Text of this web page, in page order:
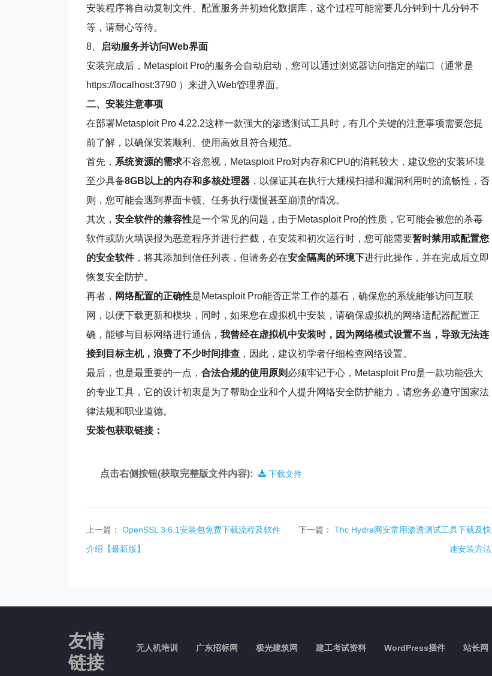
安装程序将自动复制文件、配置服务并初始化数据库，这个过程可能需要几分钟到十几分钟不
等，请耐心等待。
8、
启动服务并访问Web界面
安装完成后，Metasploit Pro的服务会自动启动，您可以通过浏览器访问指定的端口（通常是
https://localhost:3790 ）来进入Web管理界面。
二、安装注意事项
在部署Metasploit Pro 4.22.2这样一款强大的渗透测试工具时，有几个关键的注意事项需要您提
前了解，以确保安装顺利、使用高效且符合规范。
首先， 系统资源的需求不容忽视，Metasploit Pro对内存和CPU的消耗较大，建议您的安装环境
至少具备8GB以上的内存和多核处理器 ，以保证其在执行大规模扫描和漏洞利用时的流畅性，否
则，您可能会遇到界面卡顿、任务执行缓慢甚至崩溃的情况。
其次， 安全软件的兼容性是一个常见的问题，由于Metasploit Pro的性质，它可能会被您的杀毒
软件或防火墙误报为恶意程序并进行拦截，在安装和初次运行时，您可能需要暂时禁用或配置您
的安全软件，将其添加到信任列表，但请务必在安全隔离的环境下进行此操作，并在完成后立即
恢复安全防护。
再者， 网络配置的正确性是Metasploit Pro能否正常工作的基石，确保您的系统能够访问互联
网，以便下载更新和模块，同时，如果您在虚拟机中安装，请确保虚拟机的网络适配器配置正
确，能够与目标网络进行通信， 我曾经在虚拟机中安装时，因为网络模式设置不当，导致无法连
接到目标主机，浪费了不少时间排查 ，因此，建议初学者仔细检查网络设置。
最后，也是最重要的一点， 合法合规的使用原则 必须牢记于心，Metasploit Pro是一款功能强大
的专业工具，它的设计初衷是为了帮助企业和个人提升网络安全防护能力，请您务必遵守国家法
律法规和职业道德。
安装包获取链接：
点击右侧按钮(获取完整版文件内容): 下载文件
上一篇：
OpenSSL 3.6.1安装包免费下载流程及软件
介绍【最新版】
下一篇：
Thc Hydra网安常用渗透测试工具下载及快
速安装方法
友情
链接
无人机培训 广东招标网 极光建筑网 建工考试资料 WordPress插件 站长网